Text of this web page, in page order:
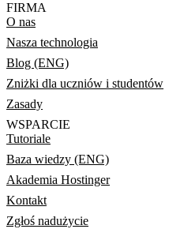
FIRMA
O nas
Nasza technologia
Blog (ENG)
Zniżki dla uczniów i studentów
Zasady
WSPARCIE
Tutoriale
Baza wiedzy (ENG)
Akademia Hostinger
Kontakt
Zgłoś nadużycie